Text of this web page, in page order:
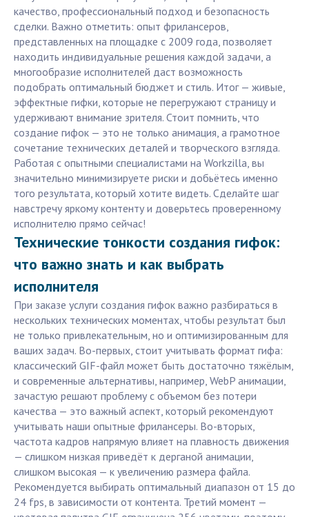
качество, профессиональный подход и безопасность
сделки. Важно отметить: опыт фрилансеров,
представленных на площадке с 2009 года, позволяет
находить индивидуальные решения каждой задачи, а
многообразие исполнителей даст возможность
подобрать оптимальный бюджет и стиль. Итог — живые,
эффектные гифки, которые не перегружают страницу и
удерживают внимание зрителя. Стоит помнить, что
создание гифок — это не только анимация, а грамотное
сочетание технических деталей и творческого взгляда.
Работая с опытными специалистами на Workzilla, вы
значительно минимизируете риски и добьётесь именно
того результата, который хотите видеть. Сделайте шаг
навстречу яркому контенту и доверьтесь проверенному
исполнителю прямо сейчас!
Технические тонкости создания гифок:
что важно знать и как выбрать
исполнителя
При заказе услуги создания гифок важно разбираться в
нескольких технических моментах, чтобы результат был
не только привлекательным, но и оптимизированным для
ваших задач. Во-первых, стоит учитывать формат гифа:
классический GIF-файл может быть достаточно тяжёлым,
и современные альтернативы, например, WebP анимации,
зачастую решают проблему с объемом без потери
качества — это важный аспект, который рекомендуют
учитывать наши опытные фрилансеры. Во-вторых,
частота кадров напрямую влияет на плавность движения
— слишком низкая приведёт к дерганой анимации,
слишком высокая — к увеличению размера файла.
Рекомендуется выбирать оптимальный диапазон от 15 до
24 fps, в зависимости от контента. Третий момент —